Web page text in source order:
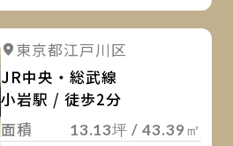
詳細を見る
東京都江戸川区
JR中央・総武線
小岩駅 / 徒歩2分
面積
13.13坪 / 43.39㎡